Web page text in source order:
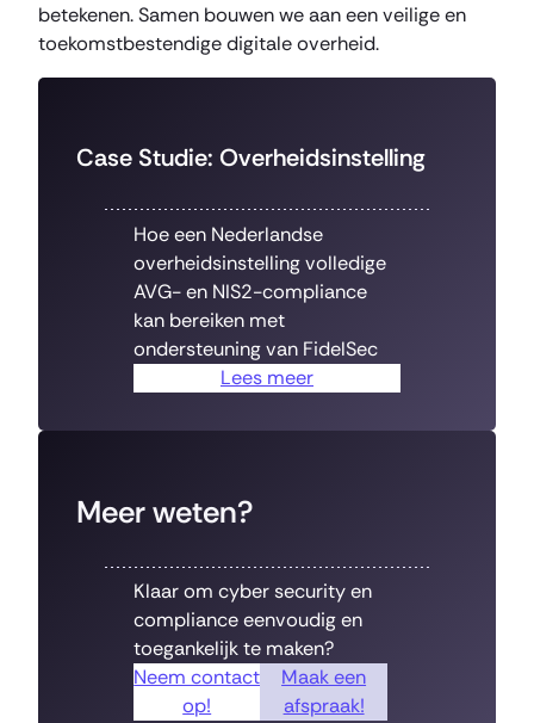
betekenen. Samen bouwen we aan een veilige en
toekomstbestendige digitale overheid.
Case Studie: Overheidsinstelling
Hoe een Nederlandse
overheidsinstelling volledige
AVG- en NIS2-compliance
kan bereiken met
ondersteuning van FidelSec
Lees meer
Meer weten?
Klaar om cyber security en
compliance eenvoudig en
toegankelijk te maken?
Neem contact
op!
Maak een
afspraak!